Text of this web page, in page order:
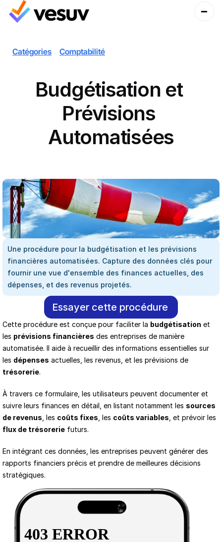
Catégories Comptabilité
Budgétisation et
Prévisions
Automatisées
Une procédure pour la budgétisation et les prévisions
financières automatisées. Capture des données clés pour
fournir une vue d'ensemble des finances actuelles, des
dépenses, et des revenus projetés.
Essayer cette procédure
Cette procédure est conçue pour faciliter la budgétisation et
les prévisions financières des entreprises de manière
automatisée. Il aide à recueillir des informations essentielles sur
les dépenses
trésorerie.
À travers ce formulaire, les utilisateurs peuvent documenter et
suivre leurs finances en détail, en listant notamment les sources
de revenus , les coûts fixes , les coûts variables
flux de trésorerie futurs.
En intégrant ces données, les entreprises peuvent générer des
rapports financiers précis et prendre de meilleures décisions
stratégiques.